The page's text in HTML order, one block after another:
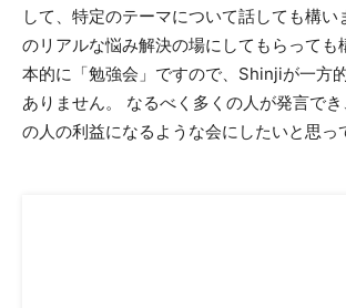
ー
して、特定のテーマについて話しても構い
のリアルな悩み解決の場にしてもらっても
本的に「勉強会」ですので、Shinjiが一方
ありません。 なるべく多くの人が発言でき
の人の利益になるような会にしたいと思っ